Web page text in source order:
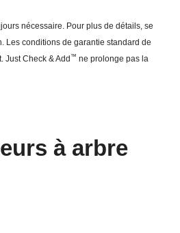
nécessaire. Pour plus de détails, se
Les conditions de garantie standard de
Just Check & Add ™ ne prolonge pas la
à arbre